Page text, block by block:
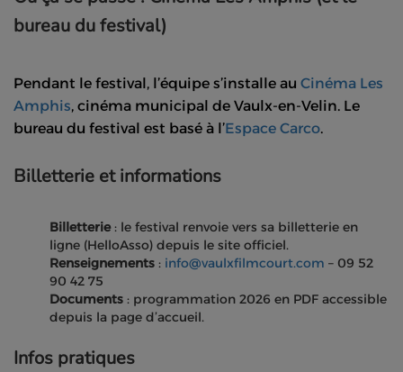
bureau du festival)
Pendant le festival, l’équipe s’installe au Cinéma Les
Amphis, cinéma municipal de Vaulx-en-Velin. Le
bureau du festival est basé à l’Espace Carco.
Billetterie et informations
Billetterie: le festival renvoie vers sa billetterie en
ligne (HelloAsso) depuis le site officiel.
Renseignements : info@vaulxfilmcourt.com – 09 52
90 42 75
Documents : programmation 2026 en PDF accessible
depuis la page d’accueil.
Infos pratiques